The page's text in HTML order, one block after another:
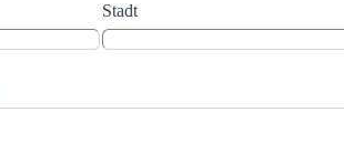
Stadt